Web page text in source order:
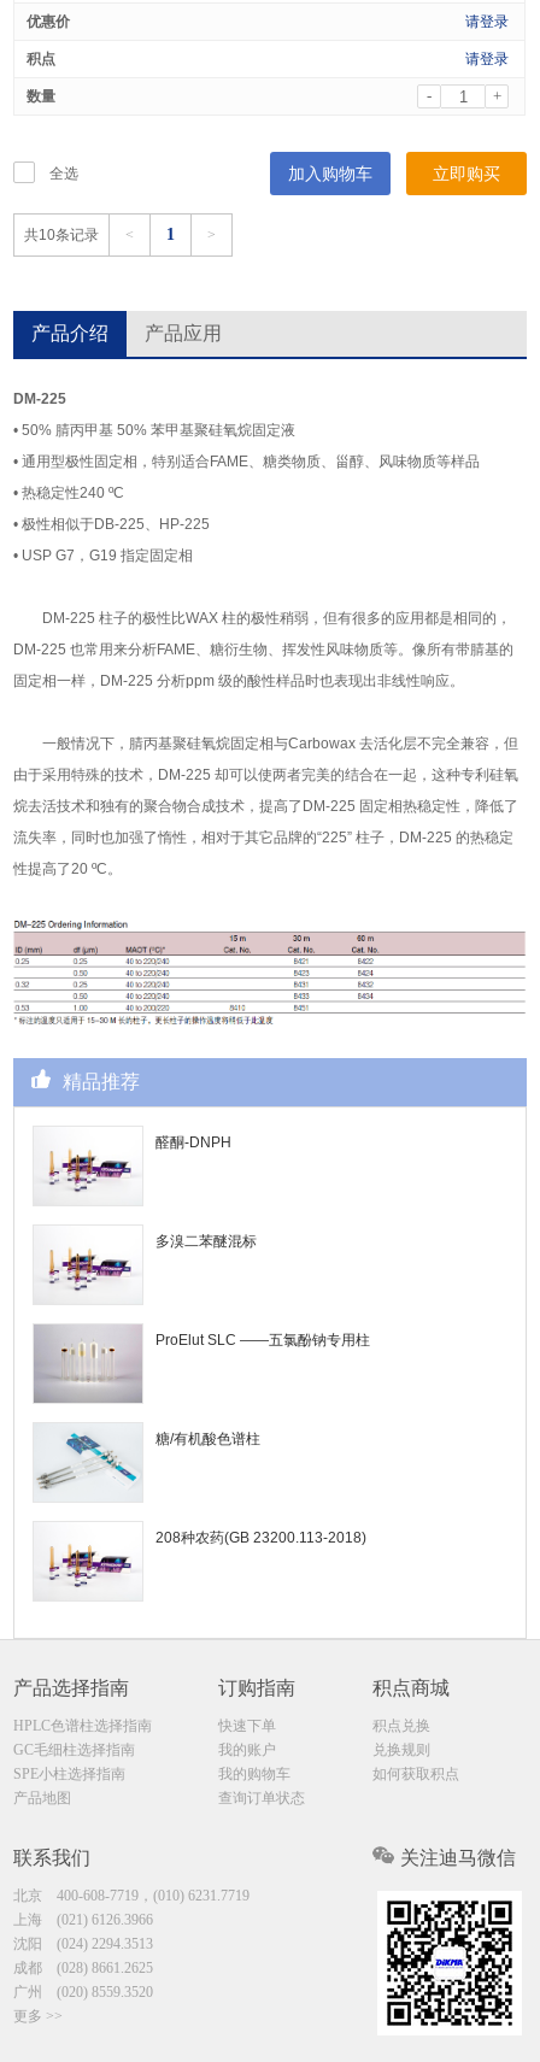
请登录
请登录
- +
全选 加入购物车 立即购买
共10条记录 < 1 >
产品介绍 产品应用
DM-225
• 50% 腈丙甲基 50% 苯甲基聚硅氧烷固定液
• 通用型极性固定相，特别适合FAME、糖类物质、甾醇、风味物质等样品
• 热稳定性240 ºC
• 极性相似于DB-225、HP-225
• USP G7，G19 指定固定相
DM-225 柱子的极性比WAX 柱的极性稍弱，但有很多的应用都是相同的，
DM-225 也常用来分析FAME、糖衍生物、挥发性风味物质等。像所有带腈基的
固定相一样，DM-225 分析ppm 级的酸性样品时也表现出非线性响应。
一般情况下，腈丙基聚硅氧烷固定相与Carbowax 去活化层不完全兼容，但
由于采用特殊的技术，DM-225 却可以使两者完美的结合在一起，这种专利硅氧
烷去活技术和独有的聚合物合成技术，提高了DM-225 固定相热稳定性，降低了
流失率，同时也加强了惰性，相对于其它品牌的“225” 柱子，DM-225 的热稳定
性提高了20 ºC。
精品推荐
醛酮-DNPH
多溴二苯醚混标
ProElut SLC ——五氯酚钠专用柱
糖/有机酸色谱柱
208种农药(GB 23200.113-2018)
产品选择指南
HPLC色谱柱选择指南
GC毛细柱选择指南
SPE小柱选择指南
产品地图
订购指南
快速下单
我的账户
我的购物车
查询订单状态
积点商城
积点兑换
兑换规则
如何获取积点
联系我们
北京400-608-7719，(010) 6231.7719
上海(021) 6126.3966
沈阳(024) 2294.3513
成都(028) 8661.2625
广州(020) 8559.3520
更多 >>
关注迪马微信